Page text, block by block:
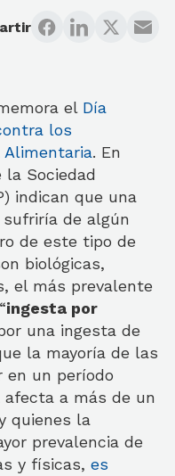
el Día
los
. En
la Sociedad
indican que una
de algún
de este tipo de
biológicas,
el más prevalente
ingesta por
una ingesta de
la mayoría de las
en un período
a más de un
quienes la
prevalencia de
y físicas, es